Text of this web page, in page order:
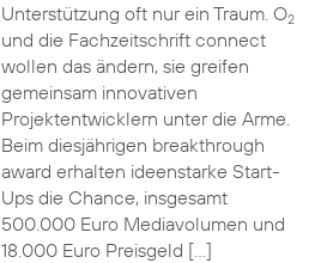
Unterstützung oft nur ein Traum. O2
und die Fachzeitschrift connect
wollen das ändern, sie greifen
gemeinsam innovativen
Projektentwicklern unter die Arme.
Beim diesjährigen breakthrough
award erhalten ideenstarke Start-
Ups die Chance, insgesamt
500.000 Euro Mediavolumen und
18.000 Euro Preisgeld […]